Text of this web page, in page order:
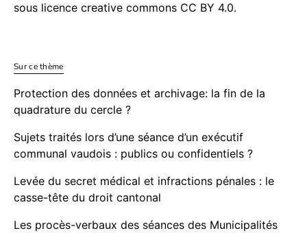
sous licence creative commons CC BY 4.0.
Sur ce thème
Protection des données et archivage: la fin de la
quadrature du cercle ?
Sujets traités lors d’une séance d’un exécutif
communal vaudois : publics ou confidentiels ?
Levée du secret médical et infractions pénales : le
casse-tête du droit cantonal
Les procès-verbaux des séances des Municipalités